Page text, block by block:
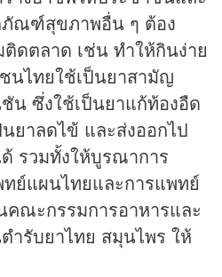
ภัณฑ์สุขภาพอื่น ๆ ต้อง
ดตลาด เช่น ทำให้กินง่าย
นไทยใช้เป็นยาสามัญ
น ซึ่งใช้เป็นยาแก้ท้องอืด
ยาลดไข้ และส่งออกไป
รวมทั้งให้บูรณาการ
ย์แผนไทยและการแพทย์
คณะกรรมการอาหารและ
ำรับยาไทย สมุนไพร ให้